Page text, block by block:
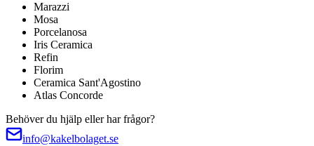
Marazzi
Mosa
Porcelanosa
Iris Ceramica
Refin
Florim
Ceramica Sant'Agostino
Atlas Concorde
Behöver du hjälp eller har frågor?
info@kakelbolaget.se